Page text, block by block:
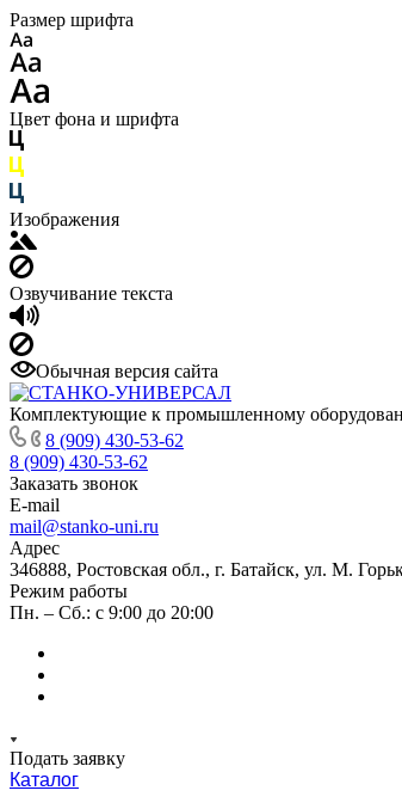
Размер шрифта
Цвет фона и шрифта
Изображения
Озвучивание текста
Обычная версия сайта
Комплектующие к промышленному
8 (909) 430-53-62
8 (909) 430-53-62
Заказать звонок
E-mail
mail@stanko-uni.ru
Адрес
346888, Ростовская обл., г. Батайск, ул. М.
Режим работы
Пн. – Сб.: с 9:00 до 20:00
Подать заявку
Каталог